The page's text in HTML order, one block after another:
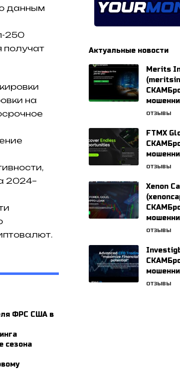
данным
250
получат
на
2024–
ФРС США в
сезона
Актуальные новости
Merits
ОТЗЫВЫ
FTMX
ОТЗЫВЫ
Xenon
ОТЗЫВЫ
ОТЗЫВЫ